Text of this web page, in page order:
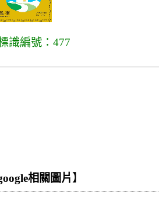
識編號：477
相關圖片】